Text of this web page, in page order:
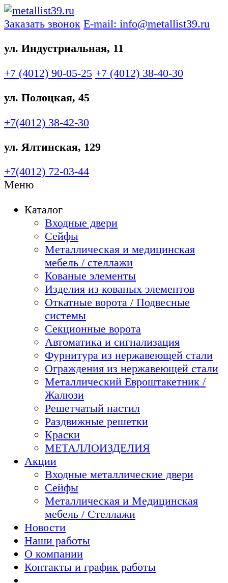
Заказать звонок E-mail: info@metallist39.ru
ул. Индустриальная, 11
+7 (4012) 90-05-25 +7 (4012) 38-40-30
ул. Полоцкая, 45
+7(4012) 38-42-30
ул. Ялтинская, 129
+7(4012) 72-03-44
Меню
Каталог
Входные двери
Сейфы
Металлическая и медицинская
мебель / стеллажи
Кованые элементы
Изделия из кованых элементов
Откатные ворота / Подвесные
системы
Секционные ворота
Автоматика и сигнализация
Фурнитура из нержавеющей стали
Ограждения из нержавеющей стали
Металлический Евроштакетник /
Жалюзи
Решетчатый настил
Раздвижные решетки
Краски
МЕТАЛЛОИЗДЕЛИЯ
Акции
Входные металлические двери
Сейфы
Металлическая и Медицинская
мебель / Стеллажи
Новости
Наши работы
О компании
Контакты и график работы